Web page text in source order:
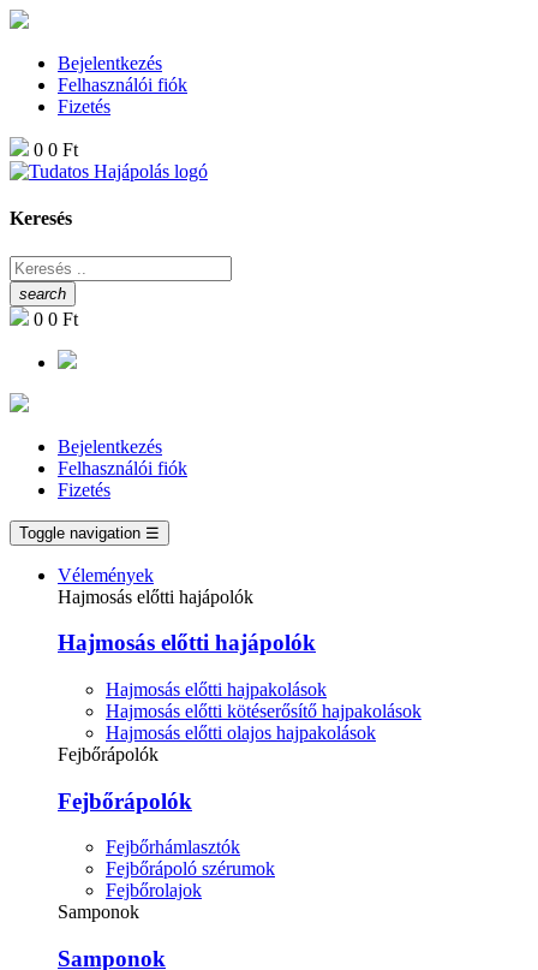
Bejelentkezés
Felhasználói fiók
Fizetés
0 0 Ft
Keresés
search
0 0 Ft
Bejelentkezés
Felhasználói fiók
Fizetés
Toggle navigation ☰
Vélemények
Hajmosás előtti hajápolók
Hajmosás előtti hajápolók
Hajmosás előtti hajpakolások
Hajmosás előtti kötéserősítő hajpakolások
Hajmosás előtti olajos hajpakolások
Fejbőrápolók
Fejbőrápolók
Fejbőrhámlasztók
Fejbőrápoló szérumok
Fejbőrolajok
Samponok
Samponok